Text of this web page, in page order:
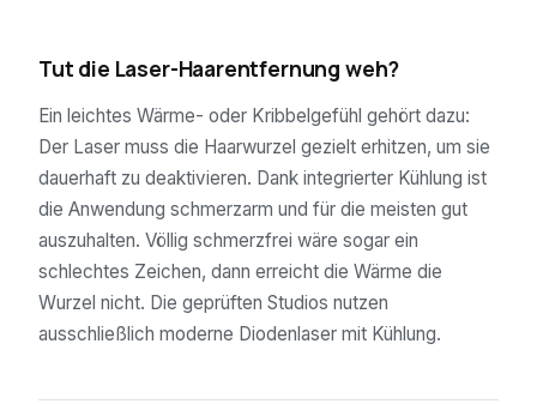
Tut die Laser-Haarentfernung weh?
Ein leichtes Wärme- oder Kribbelgefühl gehört dazu:
Der Laser muss die Haarwurzel gezielt erhitzen, um sie
dauerhaft zu deaktivieren. Dank integrierter Kühlung ist
die Anwendung schmerzarm und für die meisten gut
auszuhalten. Völlig schmerzfrei wäre sogar ein
schlechtes Zeichen, dann erreicht die Wärme die
Wurzel nicht. Die geprüften Studios nutzen
ausschließlich moderne Diodenlaser mit Kühlung.